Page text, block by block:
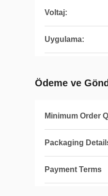
Voltaj:
Uygulama:
Ödeme ve
Minimum Order
Packaging
Payment Terms